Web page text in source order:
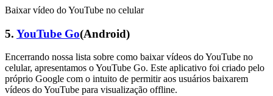
Baixar vídeo do YouTube no celular
5. YouTube Go(Android)
Encerrando nossa lista sobre como baixar vídeos do YouTube no
celular, apresentamos o YouTube Go. Este aplicativo foi criado pelo
próprio Google com o intuito de permitir aos usuários baixarem
vídeos do YouTube para visualização offline.